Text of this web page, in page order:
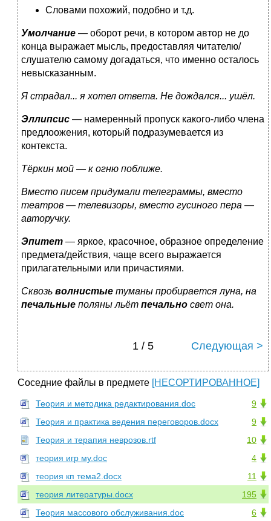
Словами похожий, подобно и т.д.
Умолчание — оборот речи, в котором автор не до
конца выражает мысль, предоставляя читателю/
слушателю самому догадаться, что именно осталось
невысказанным.
Я страдал... я хотел ответа. Не дождался... ушёл.
Эллипсис — намеренный пропуск какого-либо члена
предлоожения, который подразумевается из
контекста.
Тёркин мой — к огню поближе.
Вместо писем придумали телеграммы, вместо
театров — телевизоры, вместо гусиного пера —
авторучку.
Эпитет — яркое, красочное, образное определение
предмета/действия, чаще всего выражается
прилагательными или причастиями.
Сквозь волнистые туманы пробирается луна, на
печальные поляны льёт печально свет она.
1 / 5 Следующая >
Соседние файлы в предмете [НЕСОРТИРОВАННОЕ]
9
Теория и методика редактирования.doc
9
Теория и практика ведения переговоров.docx
10
Теория и терапия неврозов.rtf
4
теория игр му.doc
11
теория кп тема2.docx
195
теория литературы.docx
6
Теория массового обслуживания.doc